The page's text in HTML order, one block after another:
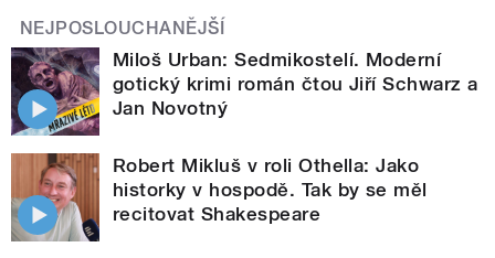
NEJPOSLOUCHANĚJŠÍ
Miloš Urban: Sedmikostelí. Moderní
gotický krimi román čtou Jiří Schwarz a
Jan Novotný
Robert Mikluš v roli Othella: Jako
historky v hospodě. Tak by se měl
recitovat Shakespeare